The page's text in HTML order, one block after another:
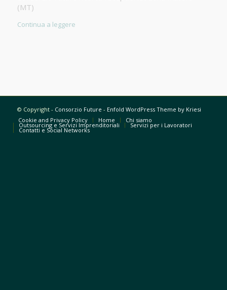
(MT)
Continua a leggere
© Copyright - Consorzio Future - Enfold WordPress Theme by Kriesi
Cookie and Privacy Policy
Home Chi siamo
Outsourcing e Servizi Imprenditoriali Servizi per i Lavoratori
Contatti e Social Networks